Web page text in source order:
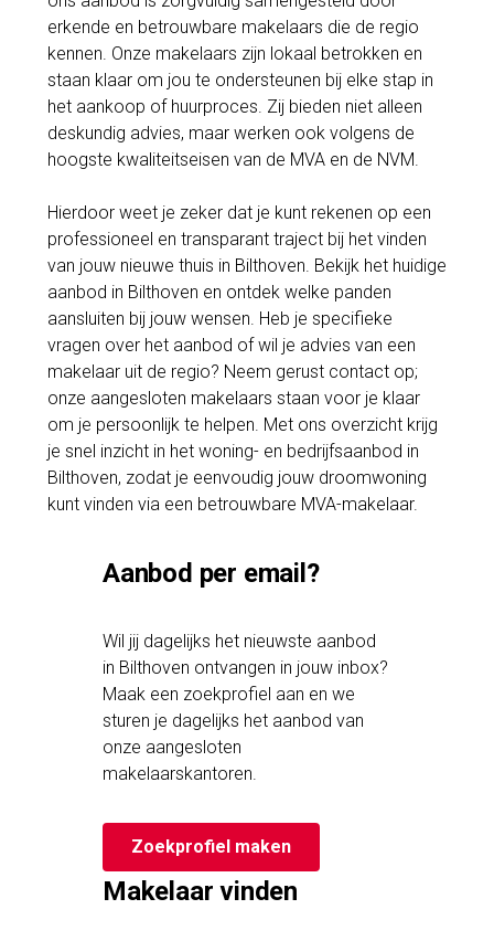
erkende en betrouwbare makelaars die de regio
kennen. Onze makelaars zijn lokaal betrokken en
staan klaar om jou te ondersteunen bij elke stap in
het aankoop of huurproces. Zij bieden niet alleen
deskundig advies, maar werken ook volgens de
hoogste kwaliteitseisen van de MVA en de NVM.
Hierdoor weet je zeker dat je kunt rekenen op een
professioneel en transparant traject bij het vinden
van jouw nieuwe thuis in Bilthoven. Bekijk het huidige
aanbod in Bilthoven en ontdek welke panden
aansluiten bij jouw wensen. Heb je specifieke
vragen over het aanbod of wil je advies van een
makelaar uit de regio? Neem gerust contact op;
onze aangesloten makelaars staan voor je klaar
om je persoonlijk te helpen. Met ons overzicht krijg
je snel inzicht in het woning- en bedrijfsaanbod in
Bilthoven, zodat je eenvoudig jouw droomwoning
kunt vinden via een betrouwbare MVA-makelaar.
Aanbod per email?
Wil jij dagelijks het nieuwste aanbod
in Bilthoven ontvangen in jouw inbox?
Maak een zoekprofiel aan en we
sturen je dagelijks het aanbod van
onze aangesloten
makelaarskantoren.
Zoekprofiel maken
Makelaar vinden